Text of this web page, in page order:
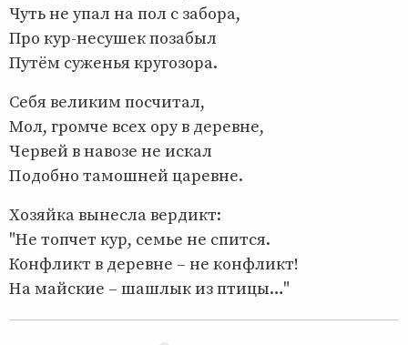
Чуть не упал на пол с забора,
Про кур-несушек позабыл
Путём суженья кругозора.
Себя великим посчитал,
Мол, громче всех ору в деревне,
Червей в навозе не искал
Подобно тамошней царевне.
Хозяйка вынесла вердикт:
"Не топчет кур, семье не спится.
Конфликт в деревне – не конфликт!
На майские – шашлык из птицы…"